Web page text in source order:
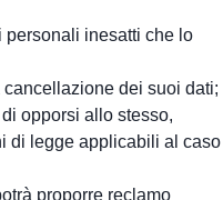
personali inesatti che lo
dei suoi dati;
opporsi allo stesso,
di legge applicabili al caso
proporre reclamo